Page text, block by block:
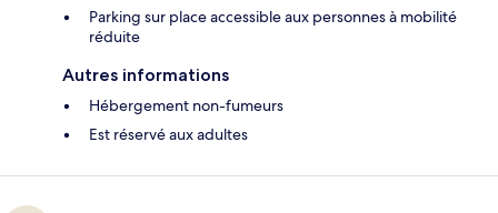
Parking sur place accessible aux personnes à mobilité
réduite
Autres informations
Hébergement non-fumeurs
Est réservé aux adultes